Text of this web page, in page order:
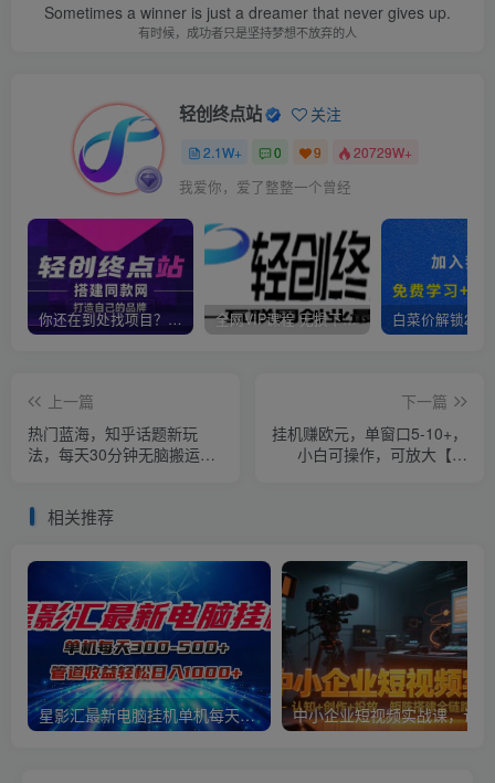
Sometimes a winner is just a dreamer that never gives up.
有时候，成功者只是坚持梦想不放弃的人
轻创终点站 关注
2.1W+ 0 9 20729W+
我爱你，爱了整整一个曾经
你还在到处找项目？还在当韭菜？我靠卖项目一个月收入5万+，曾经我也是个失败者。 全网VIP课程 无损下载~
上一篇
热门蓝海，知乎话题新玩
法，每天30分钟无脑搬运，
下一篇
挂机赚欧元，单窗口5-10+，
小白可操作，可放大【揭
相关推荐
星影汇最新电脑挂机单机每天300+团队管道收益轻松日入1000+